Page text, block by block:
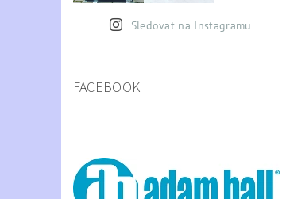
Sledovat na Instagramu
FACEBOOK